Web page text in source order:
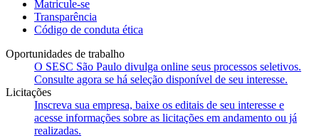
Matricule-se
Transparência
Código de conduta ética
Oportunidades de trabalho
O SESC São Paulo divulga online seus processos seletivos.
Consulte agora se há seleção disponível de seu interesse.
Licitações
Inscreva sua empresa, baixe os editais de seu interesse e
acesse informações sobre as licitações em andamento ou já
realizadas.